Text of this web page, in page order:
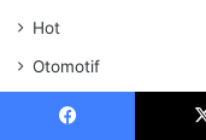
Hot
Otomotif
Badminton